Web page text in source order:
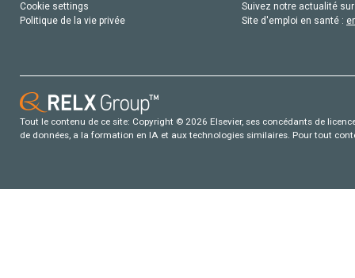
Cookie settings
Politique de la vie privée
Suivez notre actualité
Site d'emploi en santé :
Tout le contenu de ce site: Copyright © 2026 Elsevier, ses concédants de
de données, a la formation en IA et aux technologies similaires. Pour tout